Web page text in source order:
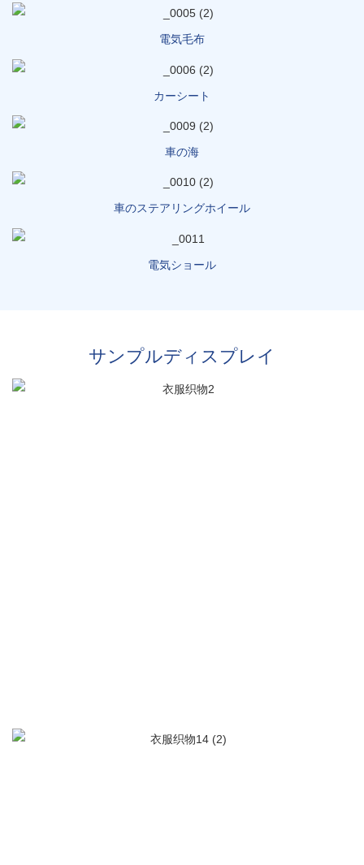
電気毛布
カーシート
車の海
車のステアリングホイール
電気ショール
サンプルディスプレイ